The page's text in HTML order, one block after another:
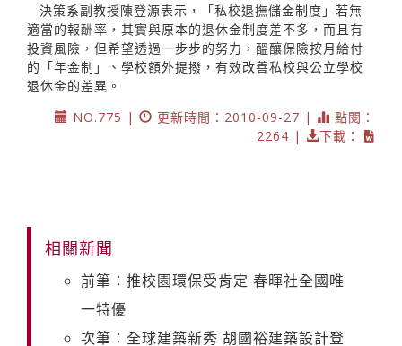
決策系副教授陳登源表示，「私校退撫儲金制度」若無
適當的報酬率，其實與原本的退休金制度差不多，而且有
投資風險，但希望透過一步步的努力，醞釀保險按月給付
的「年金制」、學校額外提撥，有效改善私校與公立學校
退休金的差異。
NO.775 |
更新時間：2010-09-27 |
點閱：
2264 |
下載：
相關新聞
前筆：推校園環保受肯定 春暉社全國唯
一特優
次筆：全球建築新秀 胡國裕建築設計登